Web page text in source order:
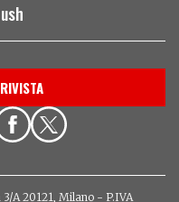
A 20121, Milano - P.IVA